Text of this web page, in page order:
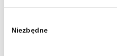
zgody
Niezbędne